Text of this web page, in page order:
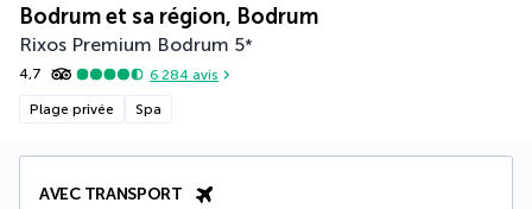
Bodrum et sa région, Bodrum
Rixos Premium Bodrum 5*
4,7 6 284 avis
Plage privée Spa
AVEC TRANSPORT